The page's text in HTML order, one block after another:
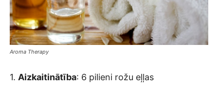
Aroma Therapy
1. Aizkaitinātība: 6 pilieni rožu eļļas